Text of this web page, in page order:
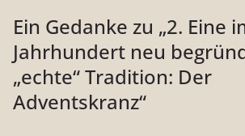
Ein Gedanke zu „2. Eine
Jahrhundert neu
„echte“ Tradition: Der
Adventskranz“